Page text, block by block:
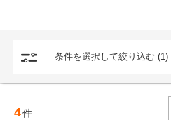
条件を選択して絞り込む (1)
4件